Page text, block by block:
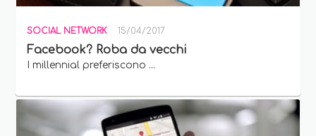
SOCIAL NETWORK 15/04/2017
Facebook? Roba da vecchi
I millennial preferiscono ...